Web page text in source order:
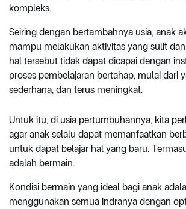
kompleks.
Seiring dengan bertambahnya usia, anak
mampu melakukan aktivitas yang sulit
hal tersebut tidak dapat dicapai dengan
proses pembelajaran bertahap, mulai dari
sederhana, dan terus meningkat.
Untuk itu, di usia pertumbuhannya, kita
agar anak selalu dapat memanfaatkan
untuk dapat belajar hal yang baru.
adalah bermain.
Kondisi bermain yang ideal bagi anak
menggunakan semua indranya dengan